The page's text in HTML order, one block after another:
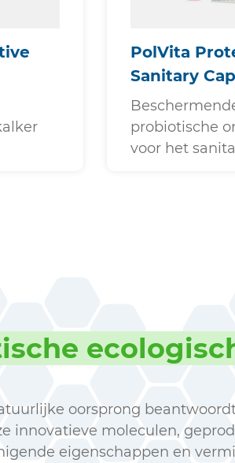
PolVita
Sanitary
probiotische
voor het
oorsprong
innovatieve moleculen,
eigenschappen en